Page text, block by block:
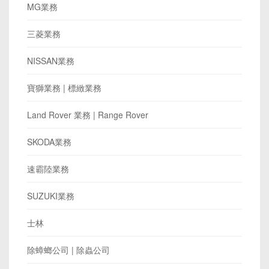
MG業務
三菱業務
NISSAN業務
寶獅業務 | 標緻業務
Land Rover 業務 | Range Rover
SKODA業務
速霸陸業務
SUZUKI業務
士林
除蟑螂公司 | 除蟲公司